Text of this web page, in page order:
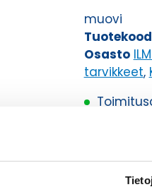
muovi
Osasto
tarvikkeet,
Yli
mukaan.